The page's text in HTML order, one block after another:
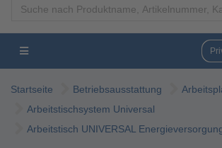
Startseite Betriebsausstattung
Arbeitstischsystem Universal
Arbeitstisch UNIVERSAL